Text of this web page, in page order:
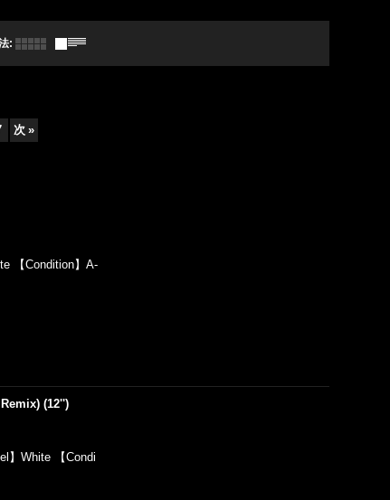
:
次 »
【Condition】A-
(12'')
】White 【Condi